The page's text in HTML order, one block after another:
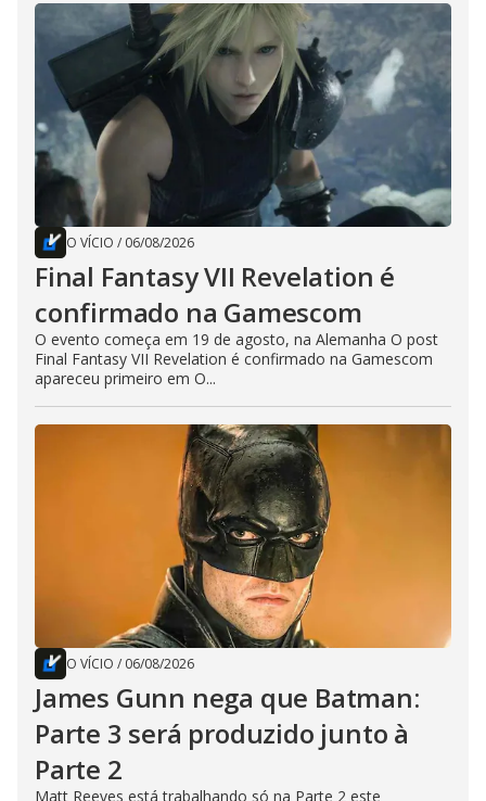
O VÍCIO / 06/08/2026
Final Fantasy VII Revelation é
confirmado na Gamescom
O evento começa em 19 de agosto, na Alemanha O post
Final Fantasy VII Revelation é confirmado na Gamescom
apareceu primeiro em O...
O VÍCIO / 06/08/2026
James Gunn nega que Batman:
Parte 3 será produzido junto à
Parte 2
Matt Reeves está trabalhando só na Parte 2 este